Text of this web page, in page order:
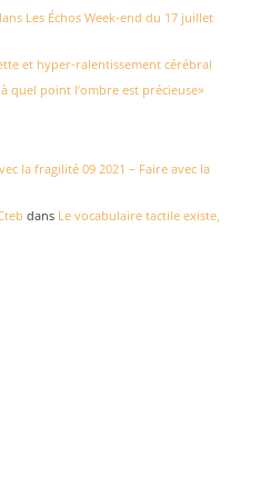
Les Échos Week-end du 17 juillet
et hyper-ralentissement cérébral
quel point l’ombre est précieuse»
la fragilité 09 2021 – Faire avec la
dans Le vocabulaire tactile existe,